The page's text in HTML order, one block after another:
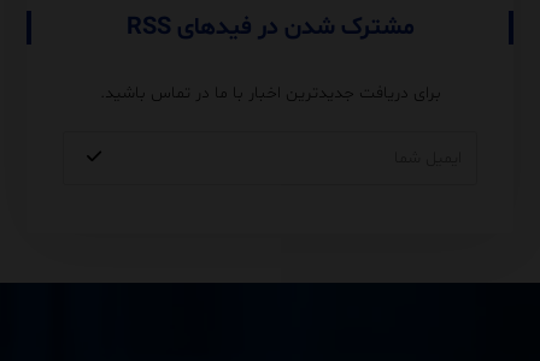
مشترک شدن در فیدهای RSS
برای دریافت جدیدترین اخبار با ما در تماس باشید.